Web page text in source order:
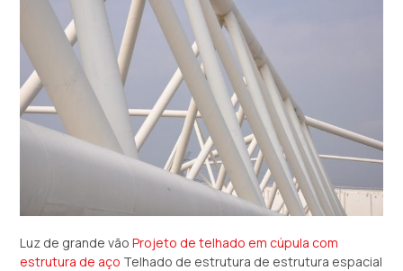
Luz de grande vãoProjeto de telhado em cúpula com
estrutura de aço Telhado de estrutura de estrutura espacial